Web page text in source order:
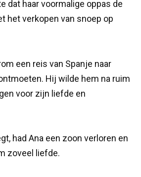
dat haar voormalige oppas de
het verkopen van snoep op
een ​​reis van Spanje naar
Hij wilde hem na ruim
voor zijn liefde en
had Ana een zoon verloren en
zoveel liefde.